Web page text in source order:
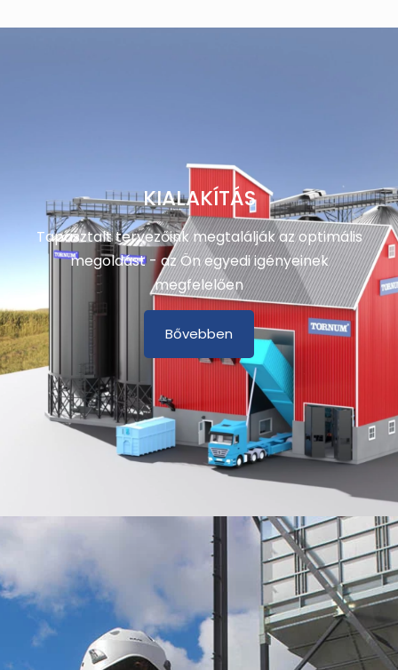
KIALAKÍTÁS
Tapasztalt tervezőink megtalálják az optimális
megoldást - az Ön egyedi igényeinek
megfelelően
Bővebben